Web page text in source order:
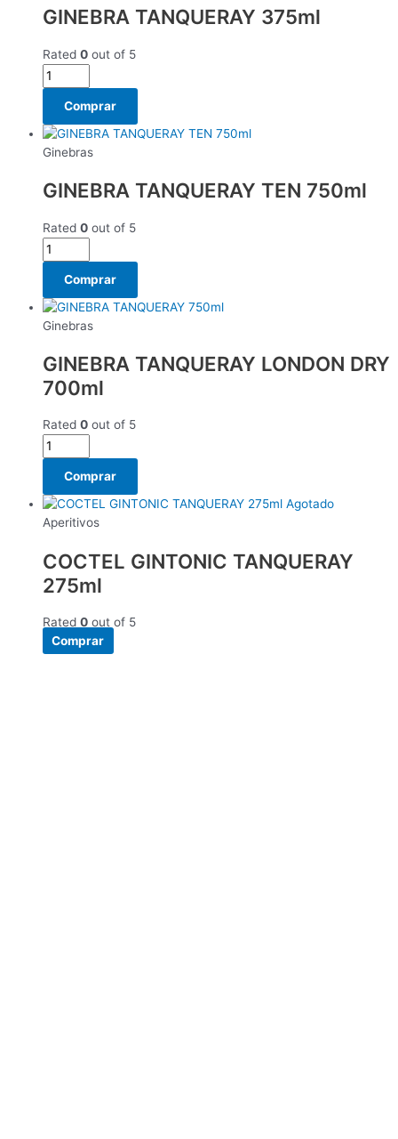
GINEBRA TANQUERAY 375ml
Rated 0 out of 5
Comprar
Ginebras
GINEBRA TANQUERAY TEN 750ml
Rated 0 out of 5
Comprar
Ginebras
GINEBRA TANQUERAY LONDON DRY
700ml
Rated 0 out of 5
Comprar
Agotado
Aperitivos
COCTEL GINTONIC TANQUERAY
275ml
Rated 0 out of 5
Comprar